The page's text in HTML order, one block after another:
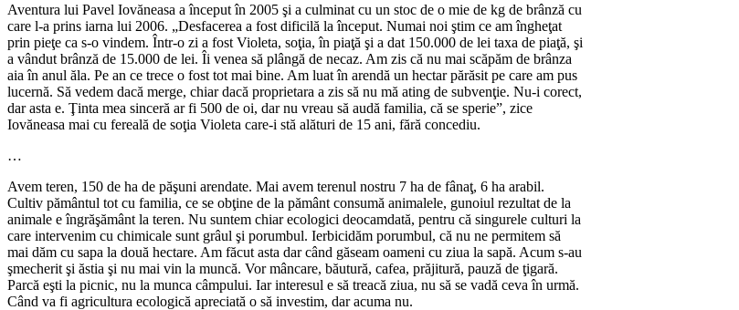
Aventura lui Pavel Iovăneasa a început în 2005 şi a culminat cu un stoc de o mie de kg de brânză cu
care l-a prins iarna lui 2006. „Desfacerea a fost dificilă la început. Numai noi ştim ce am îngheţat
prin pieţe ca s-o vindem. Într-o zi a fost Violeta, soţia, în piaţă şi a dat 150.000 de lei taxa de piaţă, şi
a vândut brânză de 15.000 de lei. Îi venea să plângă de necaz. Am zis că nu mai scăpăm de brânza
aia în anul ăla. Pe an ce trece o fost tot mai bine. Am luat în arendă un hectar părăsit pe care am pus
lucernă. Să vedem dacă merge, chiar dacă proprietara a zis să nu mă ating de subvenţie. Nu-i corect,
dar asta e. Ţinta mea sinceră ar fi 500 de oi, dar nu vreau să audă familia, că se sperie”, zice
Iovăneasa mai cu fereală de soţia Violeta care-i stă alături de 15 ani, fără concediu.
…
Avem teren, 150 de ha de păşuni arendate. Mai avem terenul nostru 7 ha de fânaţ, 6 ha arabil.
Cultiv pământul tot cu familia, ce se obţine de la pământ consumă animalele, gunoiul rezultat de la
animale e îngrăşământ la teren. Nu suntem chiar ecologici deocamdată, pentru că singurele culturi la
care intervenim cu chimicale sunt grâul şi porumbul. Ierbicidăm porumbul, că nu ne permitem să
mai dăm cu sapa la două hectare. Am făcut asta dar când găseam oameni cu ziua la sapă. Acum s-au
şmecherit şi ăstia şi nu mai vin la muncă. Vor mâncare, băutură, cafea, prăjitură, pauză de ţigară.
Parcă eşti la picnic, nu la munca câmpului. Iar interesul e să treacă ziua, nu să se vadă ceva în urmă.
Când va fi agricultura ecologică apreciată o să investim, dar acuma nu.